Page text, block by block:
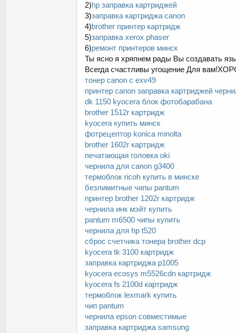
2)hp заправка картриджей
3)заправка картриджа canon
4)brother принтер картридж
5)заправка xerox phaser
6)ремонт принтеров минск
Ты ясно я хряпнем рады Вы создавать
Всегда счастливы угощение Для
тонер canon c exv49
принтер canon заправка картриджей
dk 1150 kyocera блок фотобарабана
brother 1512r картридж
kyocera купить минск
фотрецептор konica minolta
brother 1602r картридж
печатающая головка oki
чернила для canon g3400
термоблок ricoh купить в минске
безлимитные чипы pantum
принтер brother 1202r картридж
чернила инк мэйт купить
pantum m6500 чипы купить
чернила для hp t520
сброс счетчика тонера brother dcp
kyocera tk 3100 картридж
заправка картриджа p1005
kyocera ecosys m5526cdn картридж
kyocera fs 2100d картридж
термоблок lexmark купить
чип pantum
чернила epson совместимые
заправка картриджа samsung